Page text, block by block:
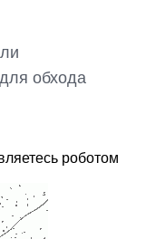
обхода
роботом